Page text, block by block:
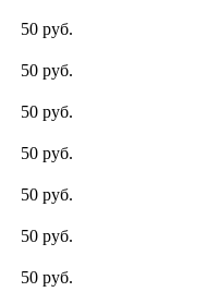
50 руб.
50 руб.
50 руб.
50 руб.
50 руб.
50 руб.
50 руб.